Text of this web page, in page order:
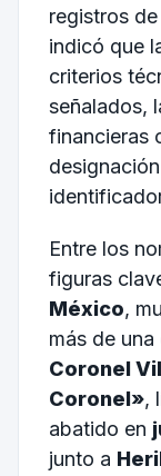
registros
indicó que
criterios
señalados,
financieras
Entre los
figuras
México,
más de
Coronel
Coronel»,
abatido en
junto a